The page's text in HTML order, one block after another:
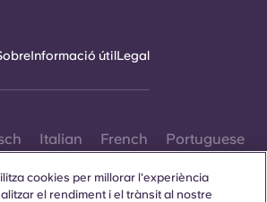
Informació útilLegal
Italian French Portuguese
cookies per millorar l'experiència
el rendiment i el trànsit al nostre